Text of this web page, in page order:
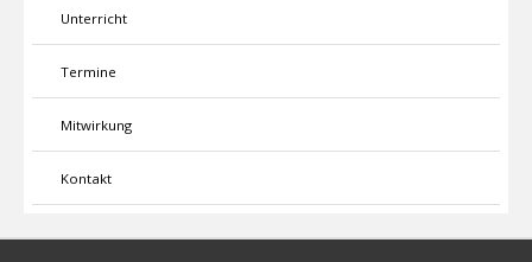
Unterricht
Termine
Mitwirkung
Kontakt